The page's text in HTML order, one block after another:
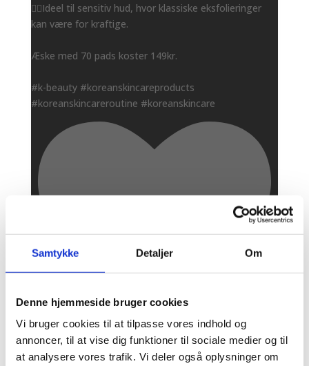
Samtykke Detaljer Om
Denne hjemmeside bruger cookies
Vi bruger cookies til at tilpasse vores indhold og
annoncer, til at vise dig funktioner til sociale medier og til
at analysere vores trafik. Vi deler også oplysninger om
👌🏻Ideel til sensitiv hud, hvor klassiske eksfolieringer
kan være for kraftige.
Æske med 70 pads koster 149kr.
#k-beauty #koreanskincareproducts
#koreanskincareroutine #koreanskincare
3